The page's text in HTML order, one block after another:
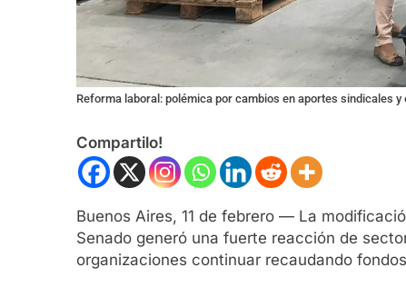
Reforma laboral: polémica por cambios en aportes sindicales
Compartilo!
Buenos Aires, 11 de febrero — La
Senado generó una fuerte reacción de
organizaciones continuar recaudando